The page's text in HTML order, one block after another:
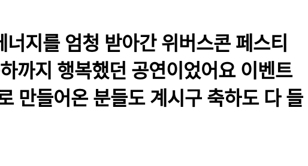
지를 엄청 받아간 위버스콘 페스티
까지 행복했던 공연이었어요 이벤트
만들어온 분들도 계시구 축하도 다 들